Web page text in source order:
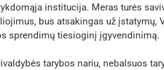
institucija. Meras turės
bus atsakingas už įstatymų,
sprendimų tiesioginį įgyvendinimą.
tarybos nariu, nebalsuos